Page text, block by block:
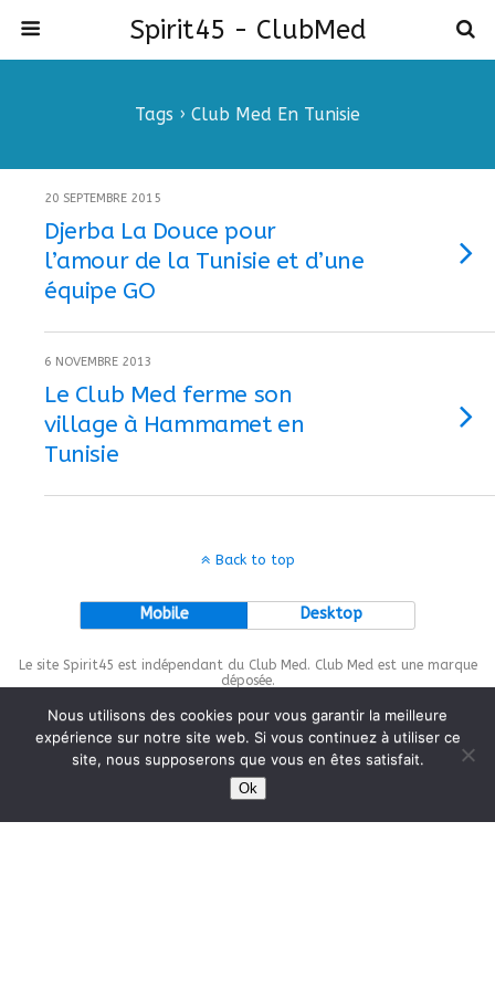
Spirit45 - ClubMed
Tags › Club Med En Tunisie
20 SEPTEMBRE 2015
Djerba La Douce pour
l’amour de la Tunisie et d’une
équipe GO
6 NOVEMBRE 2013
Le Club Med ferme son
village à Hammamet en
Tunisie
Back to top
Mobile Desktop
Le site Spirit45 est indépendant du Club Med. Club Med est une marque
déposée.
This site is protected bywp-copyrightpro.com
Nous utilisons des cookies pour vous garantir la meilleure
expérience sur notre site web. Si vous continuez à utiliser ce
site, nous supposerons que vous en êtes satisfait.
Ok